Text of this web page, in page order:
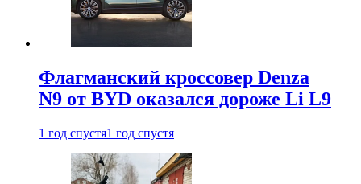
Флагманский кроссовер Denza
N9 от BYD оказался дороже Li L9
1 год спустя1 год спустя